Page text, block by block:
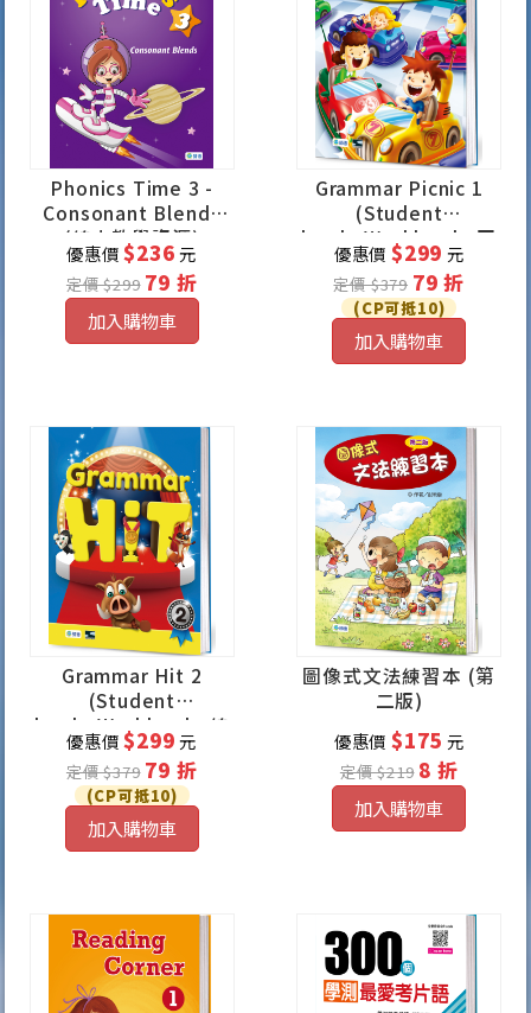
Phonics Time 3 -
Consonant Blends
(線上教學資源)
優惠價$236元
定價 $299 79 折
加入購物車
Grammar Picnic 1
(Student
book+Workbook+互
動式數位遊戲)
優惠價 $299 元
定價 $379 79 折
(CP可抵10)
加入購物車
Grammar Hit 2
(Student
book+Workbook+線
上學習資源)
優惠價$299元
定價 $379 79 折
(CP可抵10)
加入購物車
圖像式文法練習本 (第
二版)
優惠價 $175 元
定價 $219 8 折
加入購物車